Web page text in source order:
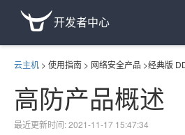
开发者中心
云主机 > 使用指南 > 网络安全产品 >经典版
高防产品概述
最近更新时间: 2021-11-17 15:47:34